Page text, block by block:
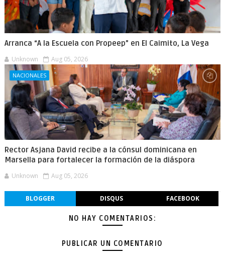
Arranca “A la Escuela con Propeep” en El Caimito, La Vega
Unknown Aug 05, 2026
NACIONALES
Rector Asjana David recibe a la cónsul dominicana en
Marsella para fortalecer la formación de la diáspora
Unknown Aug 05, 2026
BLOGGER DISQUS FACEBOOK
NO HAY COMENTARIOS:
PUBLICAR UN COMENTARIO